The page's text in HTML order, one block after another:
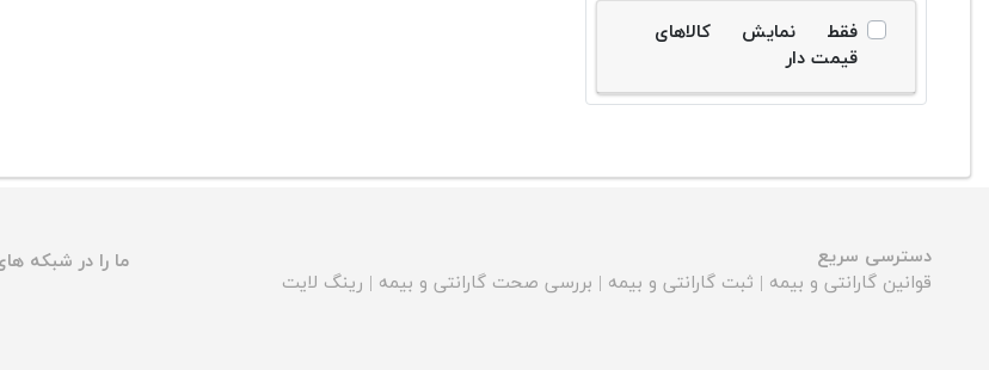
فقط نمایش کالاهای
قیمت دار
دسترسی سریع
قوانین گارانتی و بیمه | ثبت گارانتی و بیمه | بررسی صحت گارانتی و بیمه | رینگ لایت
ما را در شبکه